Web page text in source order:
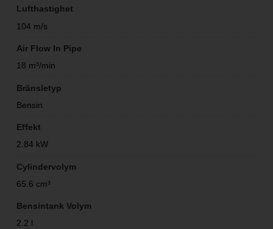
Lufthastighet
104 m/s
Air Flow In Pipe
18 m³/min
Bränsletyp
Bensin
Effekt
2.84 kW
Cylindervolym
65.6 cm³
Bensintank Volym
2.2 l